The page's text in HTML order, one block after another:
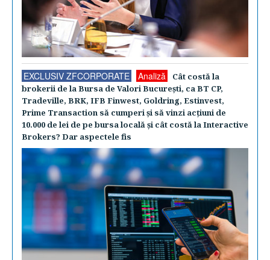
EXCLUSIV ZFCORPORATE Analiză
Cât costă la
brokerii de la Bursa de Valori Bucureşti, ca BT CP,
Tradeville, BRK, IFB Finwest, Goldring, Estinvest,
Prime Transaction să cumperi şi să vinzi acţiuni de
10.000 de lei de pe bursa locală şi cât costă la Interactive
Brokers? Dar aspectele fis